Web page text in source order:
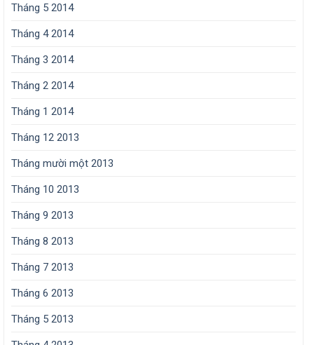
Tháng 5 2014
Tháng 4 2014
Tháng 3 2014
Tháng 2 2014
Tháng 1 2014
Tháng 12 2013
Tháng mười một 2013
Tháng 10 2013
Tháng 9 2013
Tháng 8 2013
Tháng 7 2013
Tháng 6 2013
Tháng 5 2013